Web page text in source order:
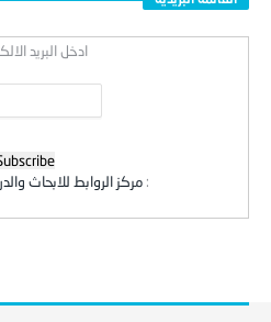
ادخل البريد
: مركز الروابط للابحاث